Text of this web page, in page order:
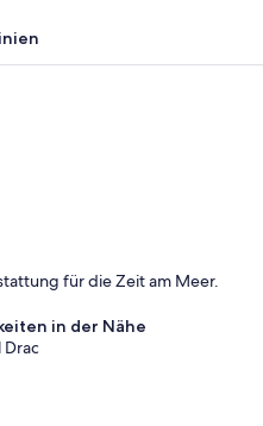
für die Zeit am Meer.
in der Nähe
Drac